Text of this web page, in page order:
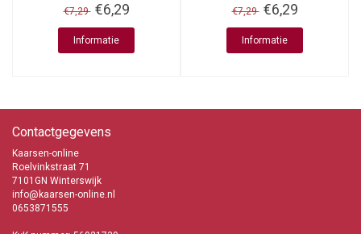
€7,29 €6,29
Informatie
€7,29 €6,29
Informatie
Contactgegevens
Kaarsen-online
Roelvinkstraat 71
7101GN Winterswijk
info@kaarsen-online.nl
0653871555